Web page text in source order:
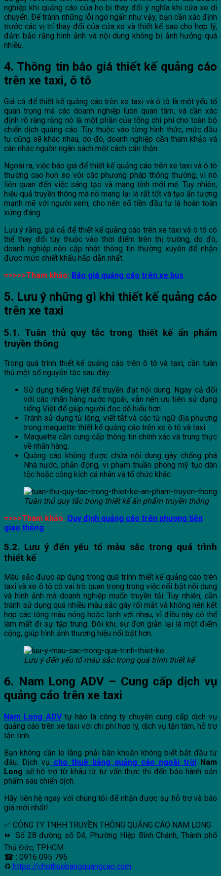
nghiệp khi quảng cáo của họ bị thay đổi ý nghĩa khi cửa xe di
chuyển. Để tránh những lỗi ngớ ngẩn như vậy, bạn cần xác định
trước các vị trí thay đổi của cửa xe và thiết kế sao cho hợp lý,
đảm bảo rằng hình ảnh và nội dung không bị ảnh hưởng quá
nhiều.
4. Thông tin báo giá thiết kế quảng cáo
trên xe taxi, ô tô
Giá cả để thiết kế quảng cáo trên xe taxi và ô tô là một yếu tố
quan trọng mà các doanh nghiệp luôn quan tâm, và cần xác
định rõ ràng rằng nó là một phần của tổng chi phí cho toàn bộ
chiến dịch quảng cáo. Tùy thuộc vào từng hình thức, mức đầu
tư cũng sẽ khác nhau, do đó, doanh nghiệp cần tham khảo và
cân nhắc nguồn ngân sách một cách cẩn thận.
Ngoài ra, việc báo giá để thiết kế quảng cáo trên xe taxi và ô tô
thường cao hơn so với các phương pháp thông thường, vì nó
liên quan đến việc sáng tạo và mang tính mới mẻ. Tuy nhiên,
hiệu quả truyền thông mà nó mang lại là rất tốt và tạo ấn tượng
mạnh mẽ với người xem, cho nên số tiền đầu tư là hoàn toàn
xứng đáng.
Lưu ý rằng, giá cả để thiết kế quảng cáo trên xe taxi và ô tô có
thể thay đổi tùy thuộc vào thời điểm trên thị trường, do đó,
doanh nghiệp nên cập nhật thông tin thường xuyên để nhận
được mức chiết khấu hấp dẫn nhất.
=>>>>Tham khảo: Báo giá quảng cáo trên xe bus
5. Lưu ý những gì khi thiết kế quảng cáo
trên xe taxi
5.1. Tuân thủ quy tắc trong thiết kế ấn phẩm
truyền thông
Trong quá trình thiết kế quảng cáo trên ô tô và taxi, cần tuân
thủ một số nguyên tắc sau đây:
Sử dụng tiếng Việt để truyền đạt nội dung. Ngay cả đối
với các nhãn hàng nước ngoài, vẫn nên ưu tiên sử dụng
tiếng Việt để giúp người đọc dễ hiểu hơn.
Tránh sử dụng từ lóng, viết tắt và các từ ngữ địa phương
trong maquette thiết kế quảng cáo trên xe ô tô và taxi.
Maquette cần cung cấp thông tin chính xác và trung thực
về nhãn hàng.
Quảng cáo không được chứa nội dung gây chống phá
Nhà nước, phản động, vi phạm thuần phong mỹ tục dân
tộc hoặc công kích cá nhân và tổ chức khác.
Tuân thủ quy tắc trong thiết kế ấn phẩm truyền thông
=>>>Tham khảo: Quy định quảng cáo trên phương tiện
giao thông
5.2. Lưu ý đến yếu tố màu sắc trong quá trình
thiết kế
Màu sắc được áp dụng trong quá trình thiết kế quảng cáo trên
taxi và xe ô tô có vai trò quan trọng trong việc nổi bật nội dung
và hình ảnh mà doanh nghiệp muốn truyền tải. Tuy nhiên, cần
tránh sử dụng quá nhiều màu sắc gây rối mắt và không nên kết
hợp các tông màu nóng hoặc lạnh với nhau, vì điều này có thể
làm mất đi sự tập trung. Đôi khi, sự đơn giản lại là một điểm
cộng, giúp hình ảnh thương hiệu nổi bật hơn.
Lưu ý đến yếu tố màu sắc trong quá trình thiết kế
6. Nam Long ADV – Cung cấp dịch vụ
quảng cáo trên xe taxi
Nam Long ADVtự hào là công ty chuyên cung cấp dịch vụ
quảng cáo trên xe taxi với chi phí hợp lý, dịch vụ tận tâm, hỗ trợ
tận tình.
Bạn không cần lo lắng phải băn khoăn không biết bắt đầu từ
đâu. Dịch vụ cho thuê bảng quảng cáo ngoài trời Nam
Long sẽ hỗ trợ từ khâu từ tư vấn thực thi đến bảo hành sản
phẩm sau chiến dịch.
Hãy liên hệ ngay với chúng tôi để nhận được sự hỗ trợ và báo
giá mới nhất!
✅ CÔNG TY TNHH TRUYỀN THÔNG QUẢNG CÁO NAM LONG
⏩ Số 28 đường số 04, Phường Hiệp Bình Chánh, Thành phố
Thủ Đức, TP.HCM
☎ : 0916 095 795
♻ https://chothuebangquangcao.com